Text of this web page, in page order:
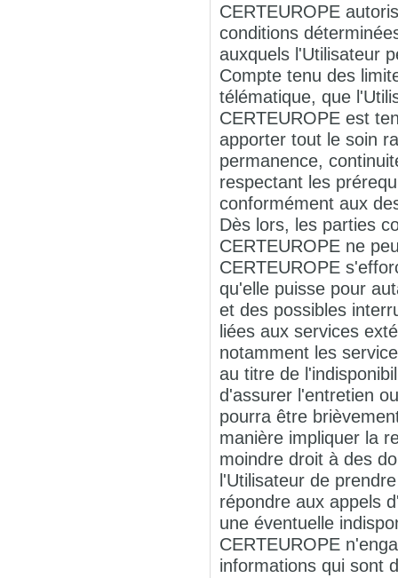
CERTEUROPE
conditions
auxquels l'Utilisateur
Compte tenu des
télématique, que
CERTEUROPE est
apporter tout le soin
permanence,
respectant les
conformément aux
Dès lors, les parties
CERTEUROPE ne
CERTEUROPE
qu'elle puisse pour
et des possibles
liées aux services
notamment les
au titre de
d'assurer l'entretien
pourra être
manière impliquer la
moindre droit à des
l'Utilisateur de
répondre aux appels
une éventuelle
CERTEUROPE
informations qui sont